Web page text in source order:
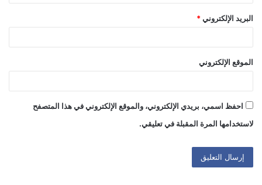
البريد الإلكتروني *
الموقع الإلكتروني
احفظ اسمي، بريدي الإلكتروني، والموقع الإلكتروني في هذا المتصفح
لاستخدامها المرة المقبلة في تعليقي.